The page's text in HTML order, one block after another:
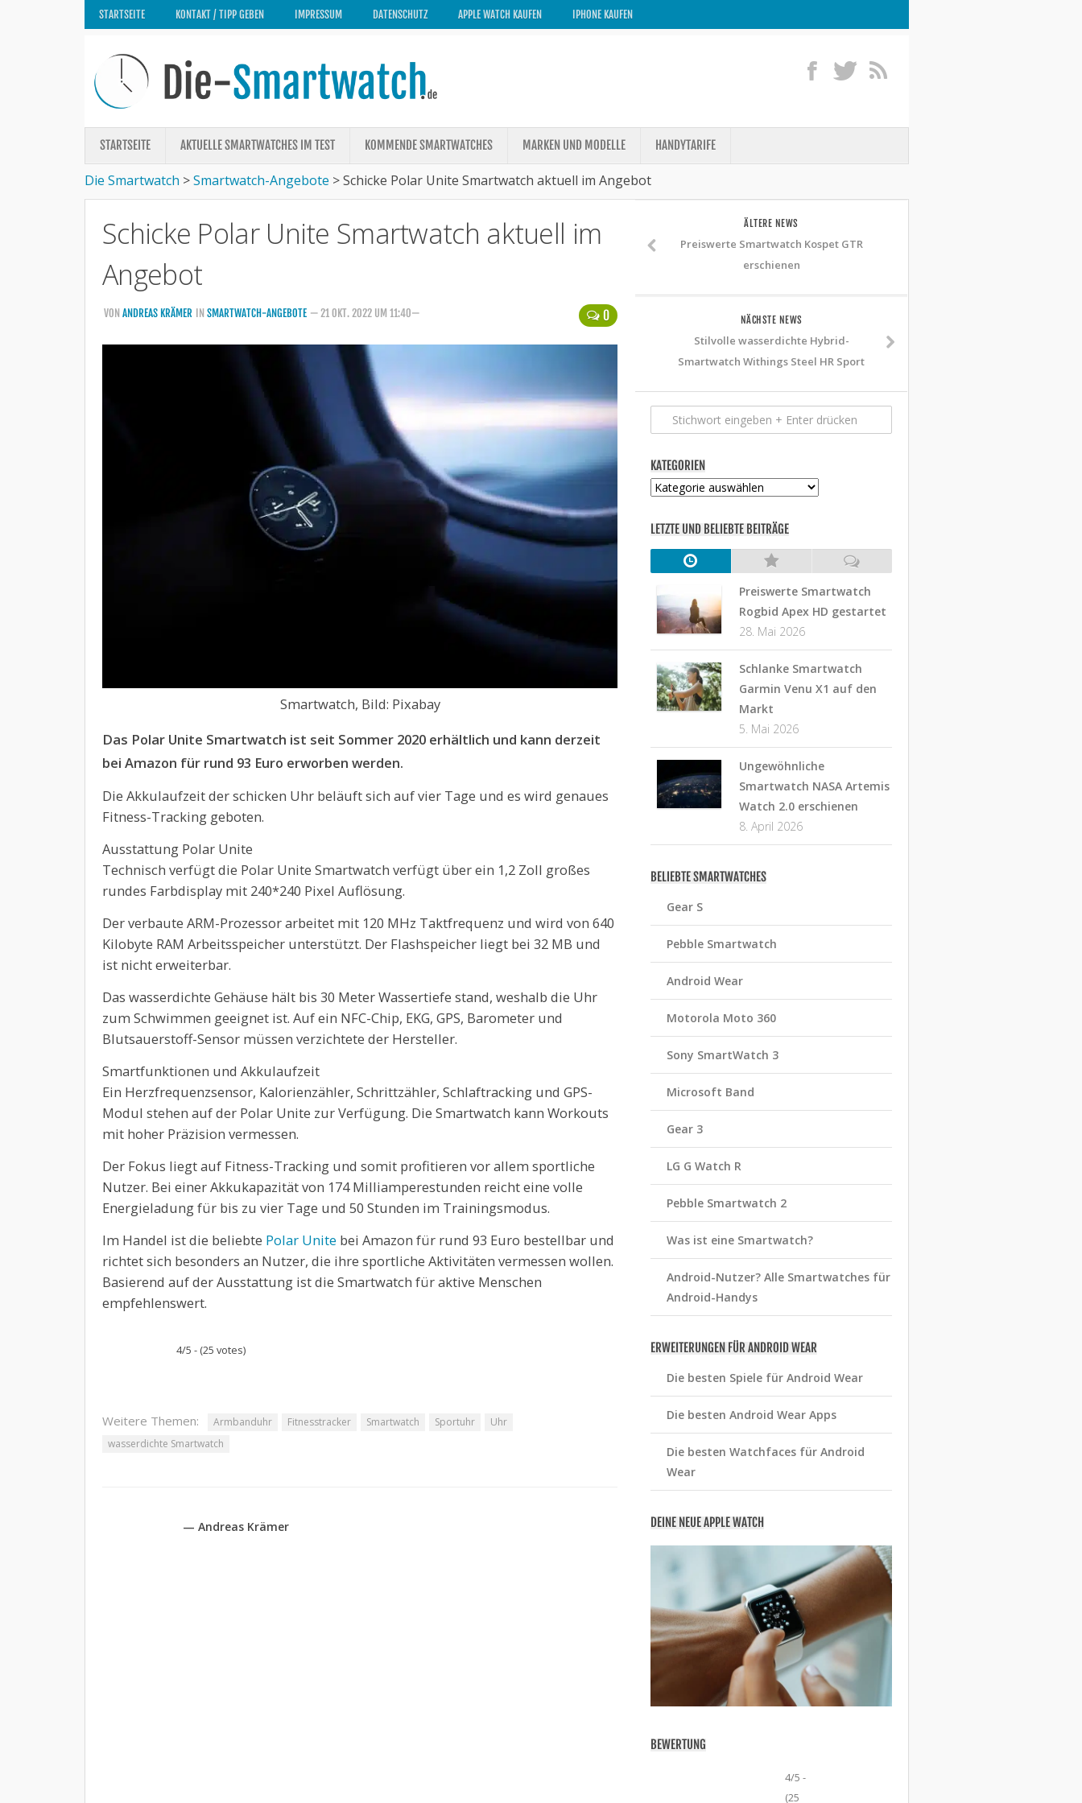
STARTSEITE KONTAKT / TIPP GEBEN IMPRESSUM DATENSCHUTZ APPLE WATCH KAUFEN IPHONE KAUFEN
STARTSEITE AKTUELLE SMARTWATCHES IM TEST KOMMENDE SMARTWATCHES MARKEN UND MODELLE HANDYTARIFE
Die Smartwatch >Smartwatch-Angebote >Schicke Polar Unite Smartwatch aktuell im Angebot
Schicke Polar Unite Smartwatch aktuell im
Angebot
0
VON ANDREAS KRÄMER IN SMARTWATCH-ANGEBOTE — 21 OKT. 2022 UM 11:40—
Smartwatch, Bild: Pixabay
Das Polar Unite Smartwatch ist seit Sommer 2020 erhältlich und kann derzeit
bei Amazon für rund 93 Euro erworben werden.
Die Akkulaufzeit der schicken Uhr beläuft sich auf vier Tage und es wird genaues
Fitness-Tracking geboten.
Ausstattung Polar Unite
Technisch verfügt die Polar Unite Smartwatch verfügt über ein 1,2 Zoll großes
rundes Farbdisplay mit 240*240 Pixel Auflösung.
Der verbaute ARM-Prozessor arbeitet mit 120 MHz Taktfrequenz und wird von 640
Kilobyte RAM Arbeitsspeicher unterstützt. Der Flashspeicher liegt bei 32 MB und
ist nicht erweiterbar.
Das wasserdichte Gehäuse hält bis 30 Meter Wassertiefe stand, weshalb die Uhr
zum Schwimmen geeignet ist. Auf ein NFC-Chip, EKG, GPS, Barometer und
Blutsauerstoff-Sensor müssen verzichtete der Hersteller.
Smartfunktionen und Akkulaufzeit
Ein Herzfrequenzsensor, Kalorienzähler, Schrittzähler, Schlaftracking und GPS-
Modul stehen auf der Polar Unite zur Verfügung. Die Smartwatch kann Workouts
mit hoher Präzision vermessen.
Der Fokus liegt auf Fitness-Tracking und somit profitieren vor allem sportliche
Nutzer. Bei einer Akkukapazität von 174 Milliamperestunden reicht eine volle
Energieladung für bis zu vier Tage und 50 Stunden im Trainingsmodus.
Im Handel ist die beliebte Polar Unite bei Amazon für rund 93 Euro bestellbar und
richtet sich besonders an Nutzer, die ihre sportliche Aktivitäten vermessen wollen.
Basierend auf der Ausstattung ist die Smartwatch für aktive Menschen
empfehlenswert.
4/5 - (25 votes)
Weitere Themen: Armbanduhr Fitnesstracker Smartwatch Sportuhr
Uhr
wasserdichte Smartwatch
— Andreas Krämer
ÄLTERE NEWS
Preiswerte Smartwatch Kospet GTR
erschienen
NÄCHSTE NEWS
Stilvolle wasserdichte Hybrid-
Smartwatch Withings Steel HR Sport
KATEGORIEN
Kategorien
LETZTE UND BELIEBTE BEITRÄGE
Preiswerte Smartwatch
Rogbid Apex HD gestartet
28. Mai 2026
Schlanke Smartwatch
Garmin Venu X1 auf den
Markt
5. Mai 2026
Ungewöhnliche
Smartwatch NASA Artemis
Watch 2.0 erschienen
8. April 2026
BELIEBTE SMARTWATCHES
Gear S
Pebble Smartwatch
Android Wear
Motorola Moto 360
Sony SmartWatch 3
Microsoft Band
Gear 3
LG G Watch R
Pebble Smartwatch 2
Was ist eine Smartwatch?
Android-Nutzer? Alle Smartwatches für
Android-Handys
ERWEITERUNGEN FÜR ANDROID WEAR
Die besten Spiele für Android Wear
Die besten Android Wear Apps
Die besten Watchfaces für Android
Wear
DEINE NEUE APPLE WATCH
BEWERTUNG
4/5 -
(25